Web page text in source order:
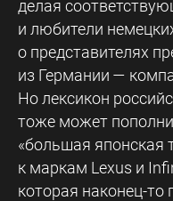
делая
и любители
о представителях
из Германии —
Но лексикон
тоже может
«большая японская
к маркам Lexus и
которая наконец-